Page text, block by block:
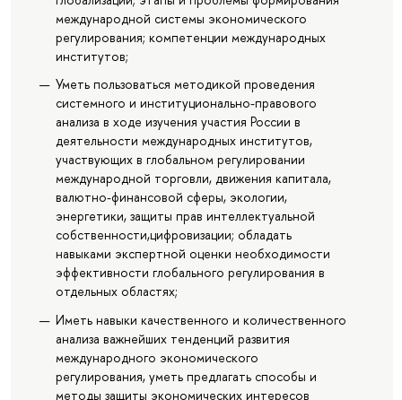
международной системы экономического
регулирования; компетенции международных
институтов;
Уметь пользоваться методикой проведения
системного и институционально-правового
анализа в ходе изучения участия России в
деятельности международных институтов,
участвующих в глобальном регулировании
международной торговли, движения капитала,
валютно-финансовой сферы, экологии,
энергетики, защиты прав интеллектуальной
собственности,цифровизации; обладать
навыками экспертной оценки необходимости
эффективности глобального регулирования в
отдельных областях;
Иметь навыки качественного и количественного
анализа важнейших тенденций развития
международного экономического
регулирования, уметь предлагать способы и
методы защиты экономических интересов